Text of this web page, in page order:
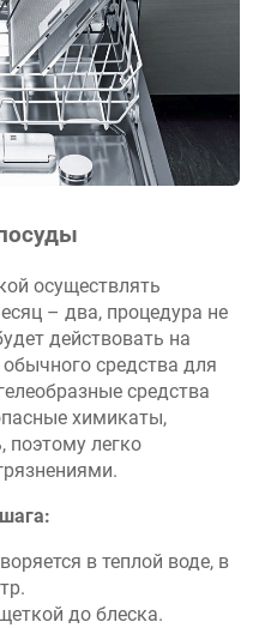
осуществлять
– два, процедура не
действовать на
средства для
средства
химикаты,
легко
в теплой воде, в
до блеска.